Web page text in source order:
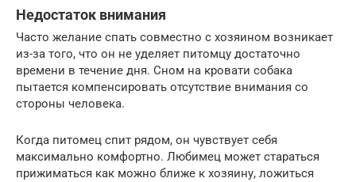
Недостаток внимания
Часто желание спать совместно с хозяином возникает
из-за того, что он не уделяет питомцу достаточно
времени в течение дня. Сном на кровати собака
пытается компенсировать отсутствие внимания со
стороны человека.
Когда питомец спит рядом, он чувствует себя
максимально комфортно. Любимец может стараться
прижиматься как можно ближе к хозяину, ложиться